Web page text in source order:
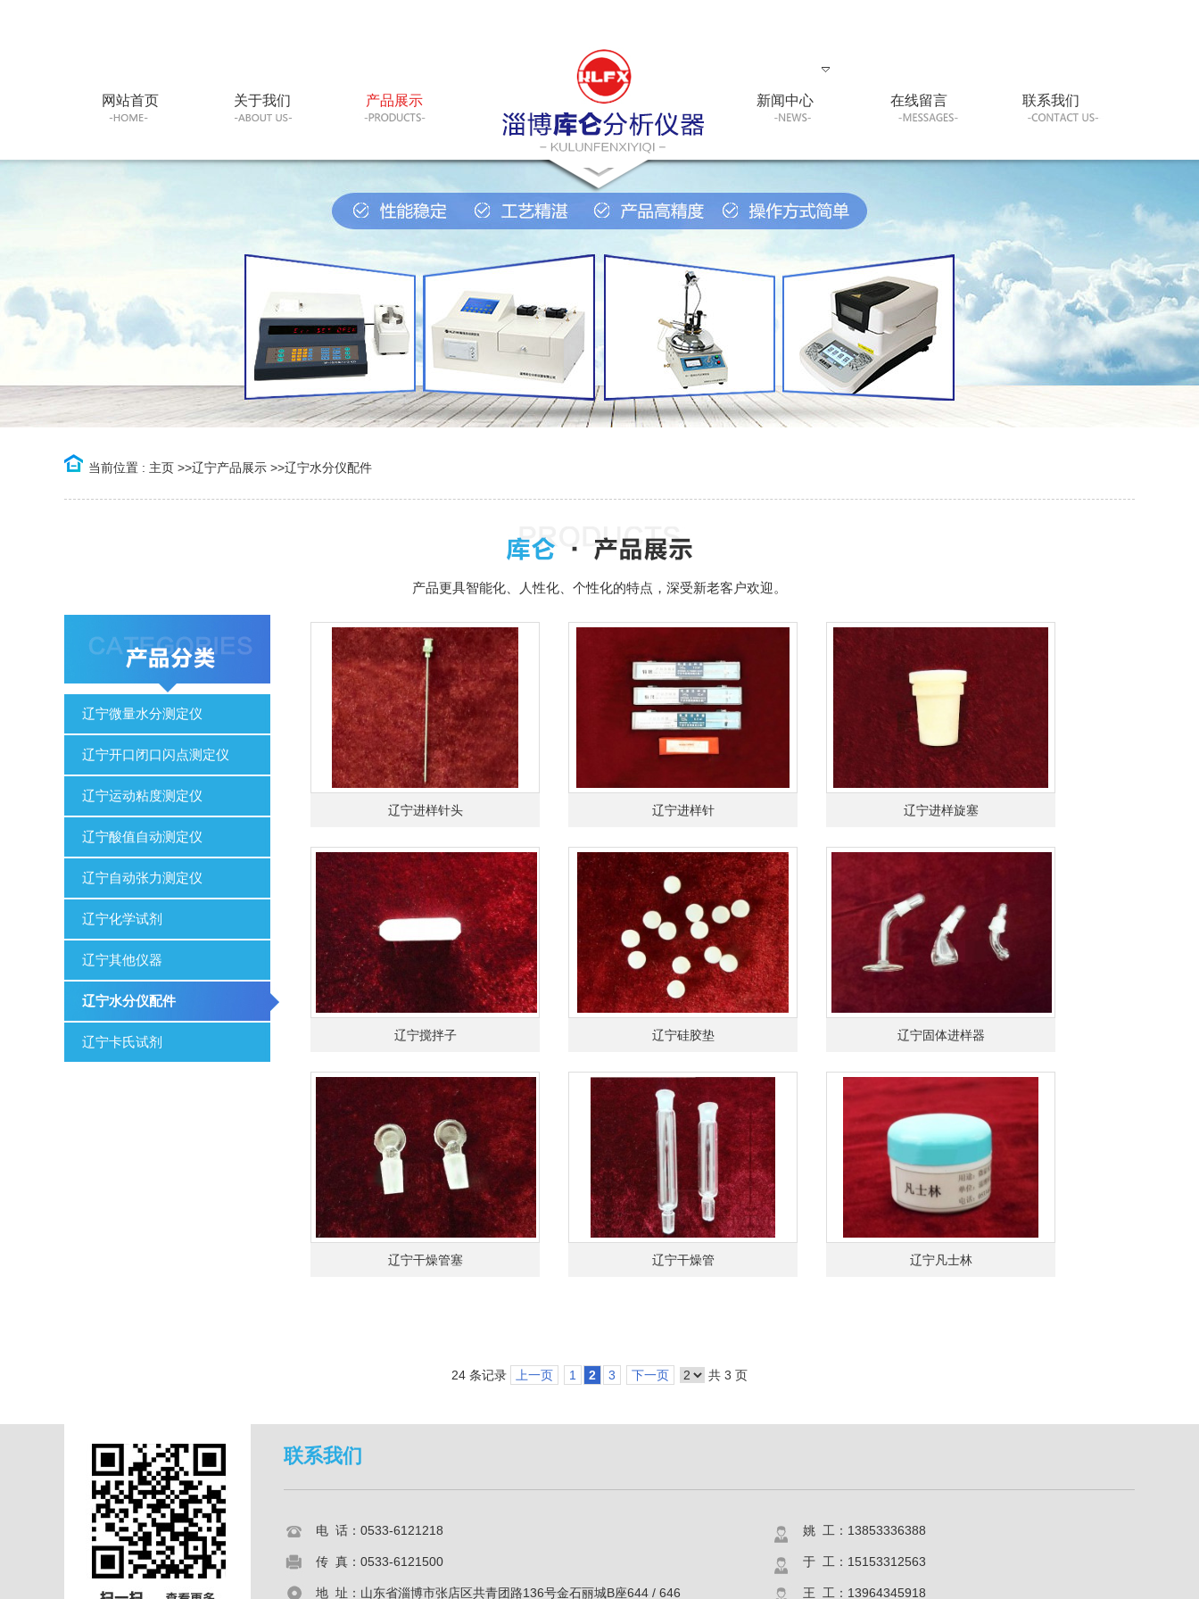
网站首页 关于我们 产品展示 新闻中心 在线留言 联系我们
当前位置 : 主页 >>辽宁产品展示 >>辽宁水分仪配件
产品更具智能化、人性化、个性化的特点，深受新老客户欢迎。
辽宁微量水分测定仪
辽宁开口闭口闪点测定仪
辽宁运动粘度测定仪
辽宁酸值自动测定仪
辽宁自动张力测定仪
辽宁化学试剂
辽宁其他仪器
辽宁水分仪配件
辽宁卡氏试剂
辽宁进样针头 辽宁进样针 辽宁进样旋塞
辽宁搅拌子 辽宁硅胶垫 辽宁固体进样器
辽宁干燥管塞 辽宁干燥管 辽宁凡士林
24 条记录 上一页 1 2 3 下一页 共 3 页
联系我们
电 话：0533-6121218
传 真：0533-6121500
地 址：山东省淄博市张店区共青团路136号金石丽城B座644 / 646
姚 工：13853336388
于 工：15153312563
王 工：13964345918